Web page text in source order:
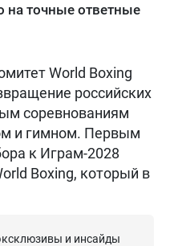
на точные ответные
World Boxing
российских
соревнованиям
и гимном. Первым
к Играм-2028
Boxing, который в
и инсайды